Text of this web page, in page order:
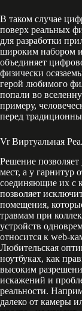
В таком случае
поверх реальных
для разработки
широким набором
объединяет
физически
герой любимого
попали во
примеру,
перед
Vr Виртуальная
Решение
мест, а у гарнитур
соединяющие их с
позволяет
помещения,
травмам при
устройств
относится к web-
Любительская
ноутбуках, как
высоким
искажений и
реальности.
далеко от камеры